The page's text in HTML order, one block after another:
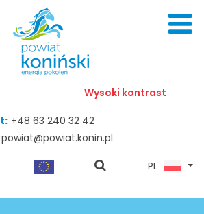
Wysoki kontrast
t: +48 63 240 32 42
powiat@powiat.konin.pl
pokaż
PL